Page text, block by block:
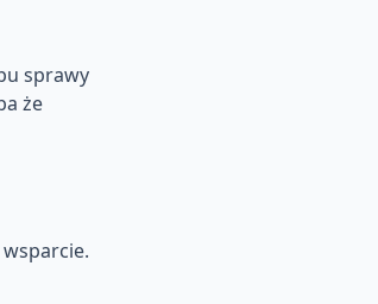
sprawy
że